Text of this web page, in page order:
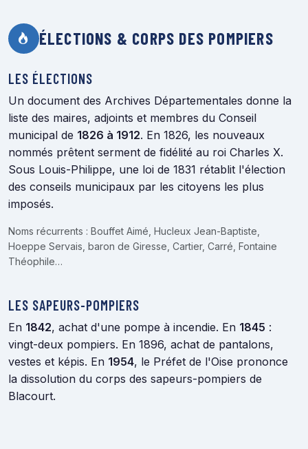
ÉLECTIONS & CORPS DES POMPIERS
LES ÉLECTIONS
Un document des Archives Départementales donne la
liste des maires, adjoints et membres du Conseil
municipal de 1826 à 1912. En 1826, les nouveaux
nommés prêtent serment de fidélité au roi Charles X.
Sous Louis-Philippe, une loi de 1831 rétablit l'élection
des conseils municipaux par les citoyens les plus
imposés.
Noms récurrents : Bouffet Aimé, Hucleux Jean-Baptiste,
Hoeppe Servais, baron de Giresse, Cartier, Carré, Fontaine
Théophile…
LES SAPEURS-POMPIERS
En 1842, achat d'une pompe à incendie. En 1845 :
vingt-deux pompiers. En 1896, achat de pantalons,
vestes et képis. En 1954, le Préfet de l'Oise prononce
la dissolution du corps des sapeurs-pompiers de
Blacourt.